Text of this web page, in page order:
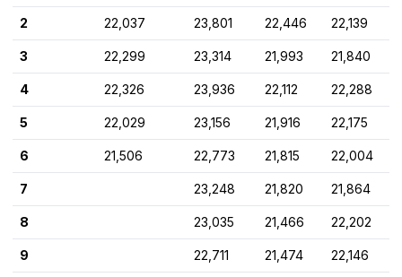
2 22,037 23,801 22,446 22,139
3 22,299 23,314 21,993 21,840
4 22,326 23,936 22,112 22,288
5 22,029 23,156 21,916 22,175
6 21,506 22,773 21,815 22,004
7 23,248 21,820 21,864
8 23,035 21,466 22,202
9 22,711 21,474 22,146